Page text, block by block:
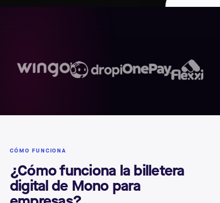
CÓMO FUNCIONA
¿Cómo funciona la billetera
digital de Mono para